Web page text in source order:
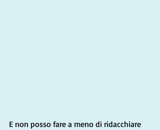
E non posso fare a meno di ridacchiare